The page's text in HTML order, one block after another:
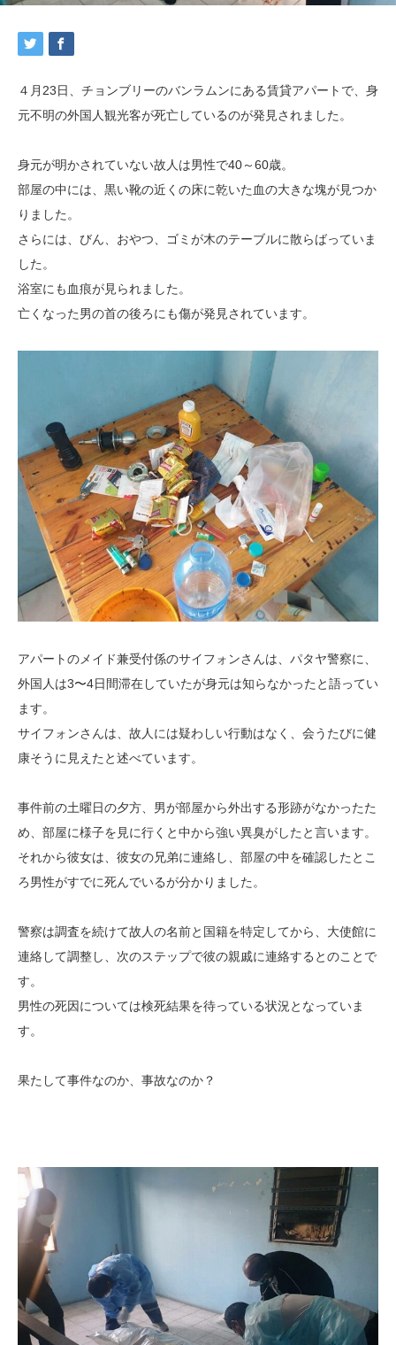
４月23日、チョンブリーのバンラムンにある賃貸アパートで、身
元不明の外国人観光客が死亡しているのが発見されました。
身元が明かされていない故人は男性で40～60歳。
部屋の中には、 黒い靴の近くの床に乾いた血の大きな塊が見つか
りました。
さらには、びん、おやつ、ゴミが木のテーブルに散らばっていま
した。
浴室にも血痕が見られました。
亡くなった男の首の後ろにも傷が発見されています。
アパートのメイド兼受付係のサイフォンさんは、パタヤ警察に、
外国人は3〜4日間滞在していたが身元は知らなかったと語ってい
ます。
サイフォンさんは、故人には疑わしい行動はなく、会うたびに健
康そうに見えたと述べています。
事件前の土曜日の夕方、男が部屋から外出する形跡がなかったた
め、部屋に様子を見に行くと中から強い異臭がしたと言います。
それから彼女は、彼女の兄弟に連絡し、部屋の中を確認したとこ
ろ男性がすでに死んでいるが分かりました。
警察は調査を続けて故人の名前と国籍を特定してから、大使館に
連絡して調整し、次のステップで彼の親戚に連絡するとのことで
す。
男性の死因については検死結果を待っている状況となっていま
す。
果たして事件なのか、事故なのか？